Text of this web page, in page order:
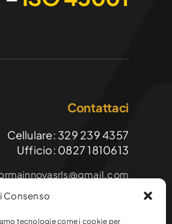
Consenso
tecnologie come i cookie per
Contattaci
Cellulare: 329 239 4357
Ufficio: 0827 1810613
FormaInnova srls